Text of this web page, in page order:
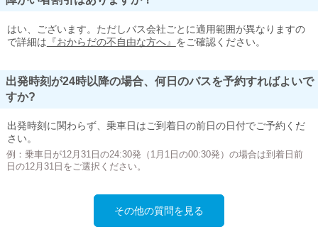
はい、ございます。ただしバス会社ごとに適用範囲が異なりますの
で詳細は 『おからだの不自由な方へ』 をご確認ください。
出発時刻が24時以降の場合、何日のバスを予約すればよいで
すか?
出発時刻に関わらず、乗車日はご到着日の前日の日付でご予約くだ
さい。
例：乗車日が12月31日の24:30発（1月1日の00:30発）の場合は到着日前
日の12月31日をご選択ください。
その他の質問を見る